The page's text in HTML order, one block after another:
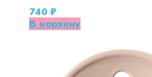
740 ₽
В корзину